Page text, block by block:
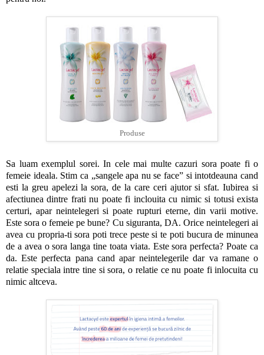
Produse
Sa luam exemplul sorei. In cele mai multe cazuri sora poate fi o
femeie ideala. Stim ca „sangele apa nu se face” si intotdeauna cand
esti la greu apelezi la sora, de la care ceri ajutor si sfat. Iubirea si
afectiunea dintre frati nu poate fi inclouita cu nimic si totusi exista
certuri, apar neintelegeri si poate rupturi eterne, din varii motive.
Este sora o femeie pe bune? Cu siguranta, DA. Orice neintelegeri ai
avea cu propria-ti sora poti trece peste si te poti bucura de minunea
de a avea o sora langa tine toata viata. Este sora perfecta? Poate ca
da. Este perfecta pana cand apar neintelegerile dar va ramane o
relatie speciala intre tine si sora, o relatie ce nu poate fi inlocuita cu
nimic altceva.